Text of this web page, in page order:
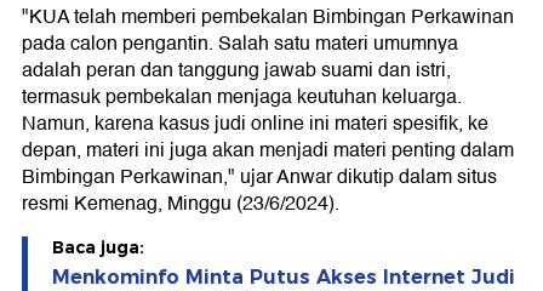
"KUA telah memberi pembekalan Bimbingan Perkawinan
pada calon pengantin. Salah satu materi umumnya
adalah peran dan tanggung jawab suami dan istri,
termasuk pembekalan menjaga keutuhan keluarga.
Namun, karena kasus judi online ini materi spesifik, ke
depan, materi ini juga akan menjadi materi penting dalam
Bimbingan Perkawinan," ujar Anwar dikutip dalam situs
resmi Kemenag, Minggu (23/6/2024).
Baca juga:
Menkominfo Minta Putus Akses Internet Judi